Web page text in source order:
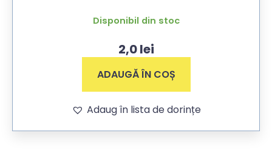
Disponibil din stoc
2,0lei
ADAUGĂ ÎN COȘ
Adaug în lista de dorințe